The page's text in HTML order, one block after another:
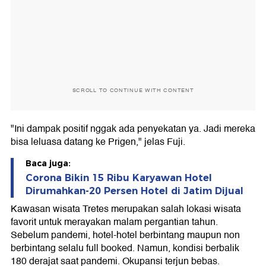
SCROLL TO CONTINUE WITH CONTENT
"Ini dampak positif nggak ada penyekatan ya. Jadi mereka
bisa leluasa datang ke Prigen," jelas Fuji.
Baca juga:
Corona Bikin 15 Ribu Karyawan Hotel
Dirumahkan-20 Persen Hotel di Jatim Dijual
Kawasan wisata Tretes merupakan salah lokasi wisata
favorit untuk merayakan malam pergantian tahun.
Sebelum pandemi, hotel-hotel berbintang maupun non
berbintang selalu full booked. Namun, kondisi berbalik
180 derajat saat pandemi. Okupansi terjun bebas.